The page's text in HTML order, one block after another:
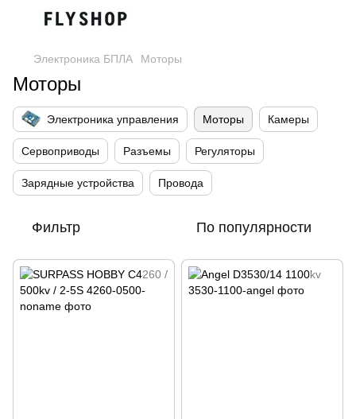
Электроника БПЛА Моторы
Моторы
Электроника управления Моторы Камеры
Сервоприводы Разъемы Регуляторы
Зарядные устройства Провода
Фильтр По популярности